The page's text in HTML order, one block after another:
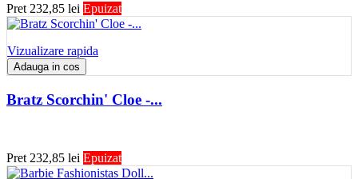
Pret 232,85 lei Epuizat
Vizualizare rapida
Adauga in cos
Bratz Scorchin' Cloe -...
Pret 232,85 lei Epuizat